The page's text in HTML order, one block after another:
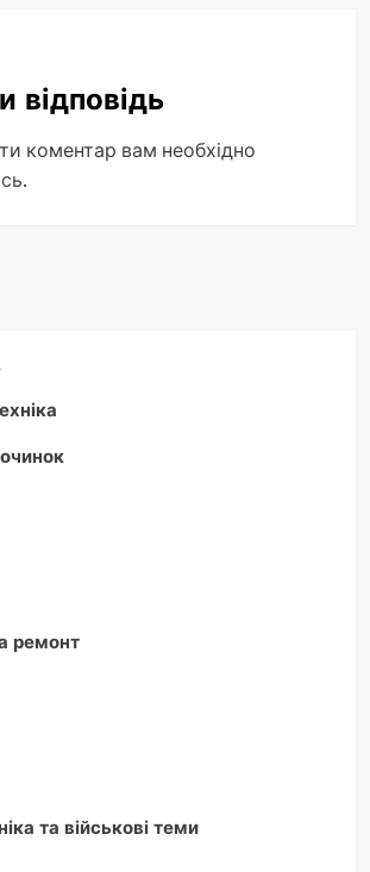
відповідь
коментар вам необхідно
.
ремонт
та військові теми